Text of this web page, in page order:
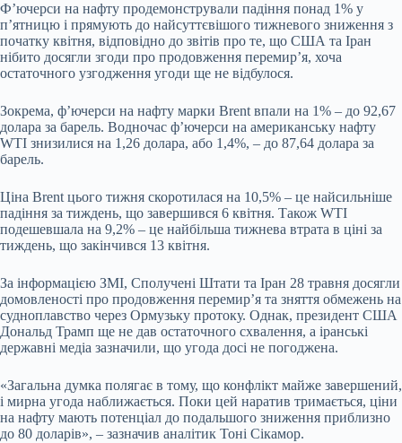
Ф’ючерси на нафту продемонстрували падіння понад 1% у
п’ятницю і прямують до найсуттєвішого тижневого зниження з
початку квітня, відповідно до звітів про те, що США та Іран
нібито досягли згоди про продовження перемир’я, хоча
остаточного узгодження угоди ще не відбулося.
Зокрема, ф’ючерси на нафту марки Brent впали на 1% – до 92,67
долара за барель. Водночас ф’ючерси на американську нафту
WTI знизилися на 1,26 долара, або 1,4%, – до 87,64 долара за
барель.
Ціна Brent цього тижня скоротилася на 10,5% – це найсильніше
падіння за тиждень, що завершився 6 квітня. Також WTI
подешевшала на 9,2% – це найбільша тижнева втрата в ціні за
тиждень, що закінчився 13 квітня.
За інформацією ЗМІ, Сполучені Штати та Іран 28 травня досягли
домовленості про продовження перемир’я та зняття обмежень на
судноплавство через Ормузьку протоку. Однак, президент США
Дональд Трамп ще не дав остаточного схвалення, а іранські
державні медіа зазначили, що угода досі не погоджена.
«Загальна думка полягає в тому, що конфлікт майже завершений,
і мирна угода наближається. Поки цей наратив тримається, ціни
на нафту мають потенціал до подальшого зниження приблизно
до 80 доларів», – зазначив аналітик Тоні Сікамор.